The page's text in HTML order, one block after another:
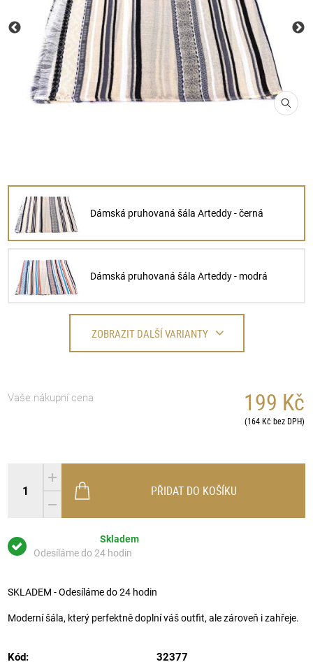
Dámská pruhovaná šála Arteddy - černá
Dámská pruhovaná šála Arteddy - modrá
ZOBRAZIT DALŠÍ VARIANTY
Vaše nákupní cena 199 Kč
(164 Kč bez DPH)
Skladem
Odesíláme do 24 hodin
PŘIDAT DO KOŠÍKU
SKLADEM - Odesíláme do 24 hodin
Moderní šála, který perfektně doplní váš outfit, ale zároveň i zahřeje.
Kód: 32377